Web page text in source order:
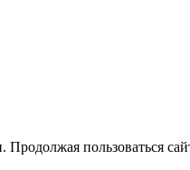
пользоваться